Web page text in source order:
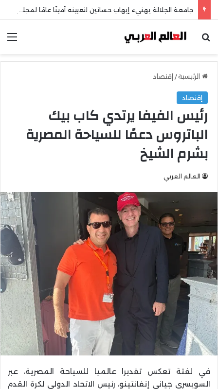
بحث عن
الرئيسية/ إقتصاد
إقتصاد
رئيس الفيفا يرتدي كاب بيك
الباتروس دعمًا للسياحة المصرية
بشرم الشيخ
العالم العربي
في لفتة تعكس تقديرا عالميا للسياحة المصرية، عبر
السويسري جياني إنفانتينو، رئيس الاتحاد الدولي لكرة القدم